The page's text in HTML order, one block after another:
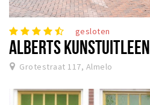
gesloten
ALBERTS KUNSTUITLEEN
Grotestraat 117, Almelo